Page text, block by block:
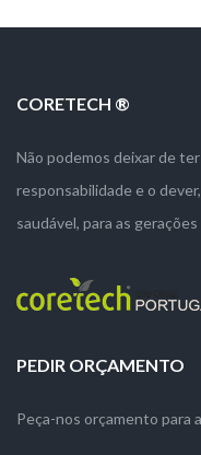
CORETECH ®
Não podemos deixar de
responsabilidade e o
saudável, para as
PEDIR ORÇAMENTO
Peça-nos orçamento para